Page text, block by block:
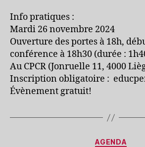
Info pratiques :
Mardi 26 novembre 2024
Ouverture des portes à 18h,
conférence à 18h30 (durée :
Au CPCR (Jonruelle 11, 4000
Inscription obligatoire :
Évènement gratuit!
AGENDA